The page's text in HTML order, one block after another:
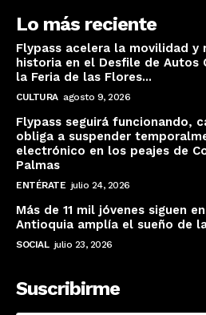
Lo más reciente
Flypass acelera la movilidad y
historia en el Desfile de Autos
la Feria de las Flores...
CULTURA agosto 9, 2026
Flypass seguirá funcionando,
obliga a suspender
electrónico en los peajes de
Palmas
ENTÉRATE julio 24, 2026
Más de 11 mil jóvenes siguen
Antioquia amplía el sueño de
SOCIAL julio 23, 2026
Suscribirme